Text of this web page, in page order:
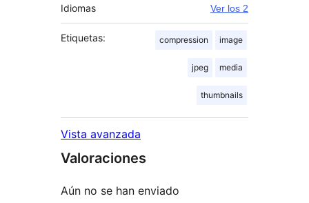
Idiomas Ver los 2
Etiquetas: compression image
jpeg media
thumbnails
Vista avanzada
Valoraciones
Aún no se han enviado